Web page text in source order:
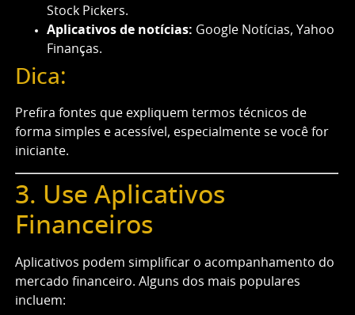
Stock Pickers.
Aplicativos de notícias: Google Notícias, Yahoo
Finanças.
Dica:
Prefira fontes que expliquem termos técnicos de
forma simples e acessível, especialmente se você for
iniciante.
3. Use Aplicativos
Financeiros
Aplicativos podem simplificar o acompanhamento do
mercado financeiro. Alguns dos mais populares
incluem: